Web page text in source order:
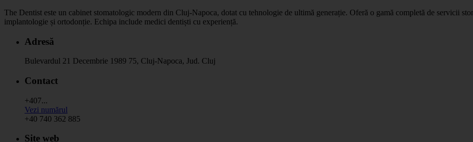
The Dentist este un cabinet stomatologic modern din Cluj-Napoca, dotat cu tehnologie de ultimă generație. Oferă o gamă completă de servicii
implantologie și ortodonție. Echipa include medici dentiști cu experiență.
Adresă
Bulevardul 21 Decembrie 1989 75, Cluj-Napoca, Jud. Cluj
Contact
+407...
Vezi numărul
+40 740 362 885
Site web